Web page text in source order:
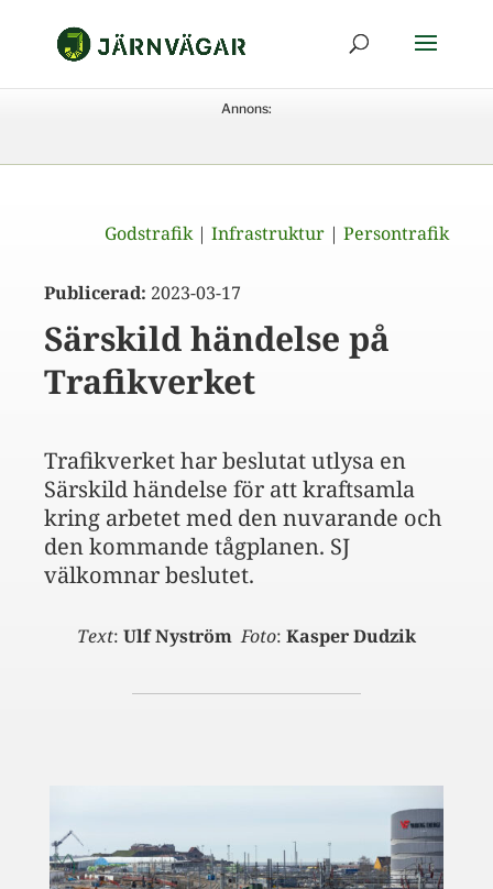
Annons:
Godstrafik| Infrastruktur | Persontrafik
Publicerad: 2023-03-17
Särskild händelse på
Trafikverket
Trafikverket har beslutat utlysa en
Särskild händelse för att kraftsamla
kring arbetet med den nuvarande och
den kommande tågplanen. SJ
välkomnar beslutet.
Text: Ulf Nyström Foto: Kasper Dudzik